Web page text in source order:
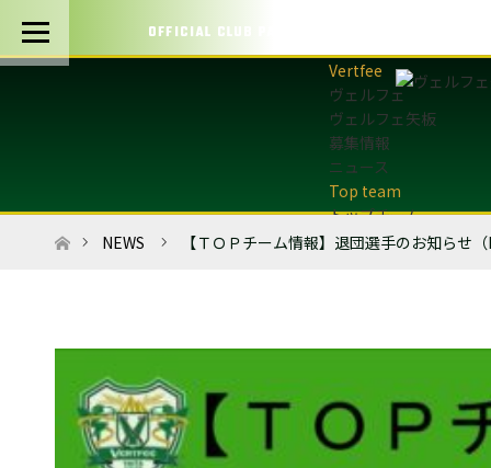
OFFICIAL CLUB PARTNERS
ヴェルフェ
ヴェルフェ矢板
募集情報
ニュース
トップチーム
トップチーム概要
アカデミー
U-12・U-8
最新情報
ホームNEWS 【ＴＯＰチーム情報】退団選手のお知らせ